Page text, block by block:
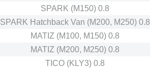
SPARK (M150) 0.8
SPARK Hatchback Van (M200, M250) 0.8
MATIZ (M100, M150) 0.8
MATIZ (M200, M250) 0.8
TICO (KLY3) 0.8